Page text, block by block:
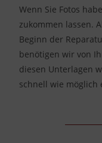
Wenn Sie Fotos
zukommen lassen.
Beginn der
benötigen wir von
diesen Unterlagen
schnell wie möglich